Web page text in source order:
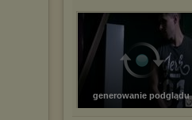
generowanie podglądu